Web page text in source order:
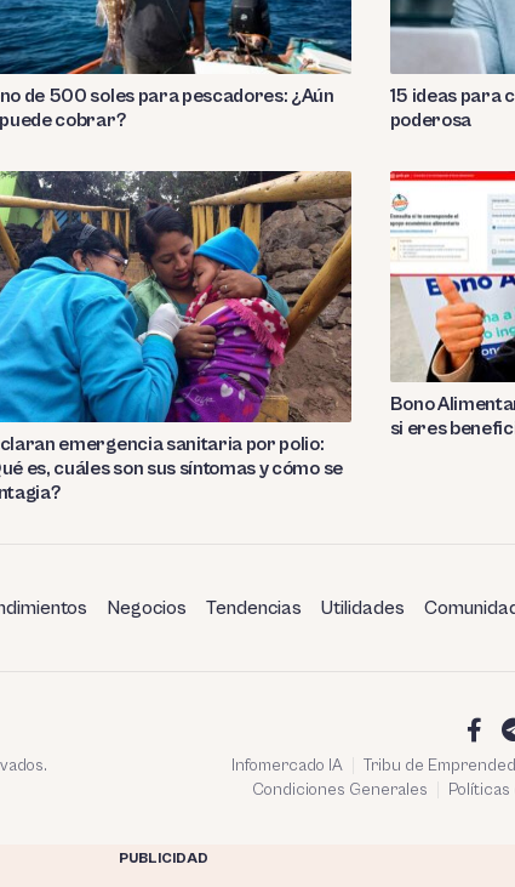
de 500 soles para pescadores: ¿Aún
cobrar?
15 ideas para
poderosa
emergencia sanitaria por polio:
es, cuáles son sus síntomas y cómo se
Bono
si eres
Negocios Tendencias Utilidades
Infomercado IA Tribu de
Condiciones Generales
PUBLICIDAD